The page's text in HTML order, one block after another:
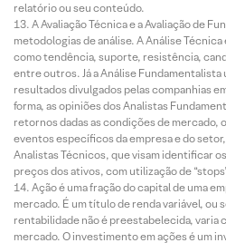
relatório ou seu conteúdo.
A Avaliação Técnica e a Avaliação de
metodologias de análise. A Análise
como tendência, suporte, resistência,
entre outros. Já a Análise
resultados divulgados pelas companhias
forma, as opiniões dos Analistas
retornos dadas as condições de mercado,
eventos específicos da empresa e do
Analistas Técnicos, que visam identificar
preços dos ativos, com utilização de
Ação é uma fração do capital de uma
mercado. É um título de renda variável, ou
rentabilidade não é preestabelecida, varia
mercado. O investimento em ações é um